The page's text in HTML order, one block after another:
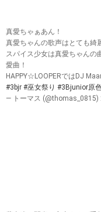
真愛ちゃぁあん！
真愛ちゃんの歌声はとても綺
スパイス少女は真愛ちゃんの
愛曲！
HAPPY☆LOOPERではDJ
#3bjr #巫女祭り #3Bjunior原
— トーマス (@thomas_0815)